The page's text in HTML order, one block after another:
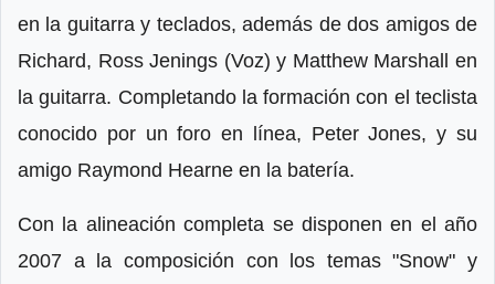
en la guitarra y teclados, además de dos amigos de
Richard, Ross Jenings (Voz) y Matthew Marshall en
la guitarra. Completando la formación con el teclista
conocido por un foro en línea, Peter Jones, y su
amigo Raymond Hearne en la batería.
Con la alineación completa se disponen en el año
2007 a la composición con los temas "Snow" y